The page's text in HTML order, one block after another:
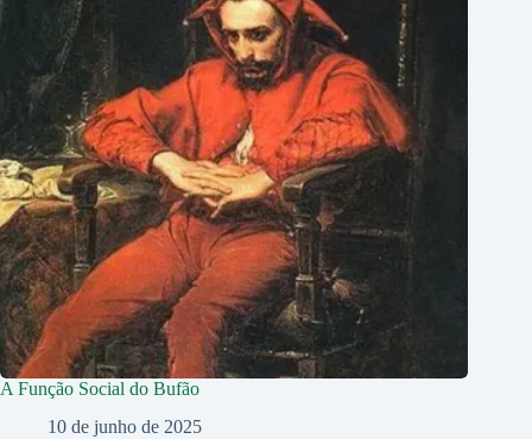
A Função Social do Bufão
10 de junho de 2025